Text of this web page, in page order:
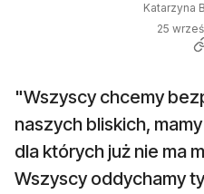
Katarzyna
25
"Wszyscy chcemy
naszych bliskich,
dla których już nie ma
Wszyscy oddychamy